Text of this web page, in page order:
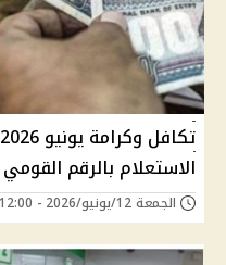
الاستعلام بالرقم القومي
الجمعة 12/يونيو/2026 - 12:00 ص